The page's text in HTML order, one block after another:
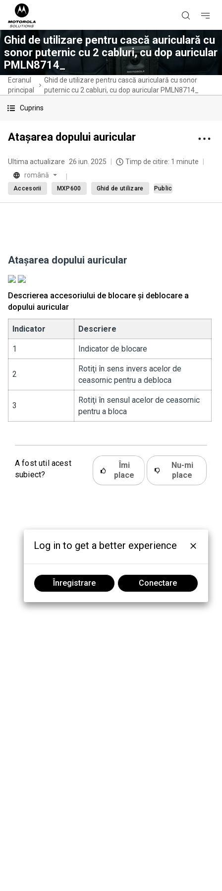
Ghid de utilizare pentru cască auriculară cu
sonor puternic cu 2 cabluri, cu dop auricular
PMLN8714_
Ecranul
principal
Ghid de utilizare pentru cască auriculară cu sonor
puternic cu 2 cabluri, cu dop auricular PMLN8714_
Cuprins
Ataşarea dopului auricular
Ultima actualizare 26 iun. 2025
Timp de citire: 1 minute
română
Accesorii MXP600 Ghid de utilizare Public
Ataşarea dopului auricular
Descrierea accesoriului de blocare şi deblocare a
dopului auricular
Indicator Descriere
1 Indicator de blocare
2
Rotiţi în sens invers acelor de
ceasornic pentru a debloca
3
Rotiţi în sensul acelor de ceasornic
pentru a bloca
A fost util acest
subiect?
Îmi
place
Nu-mi
place
Log in to get a better experience
Înregistrare Conectare